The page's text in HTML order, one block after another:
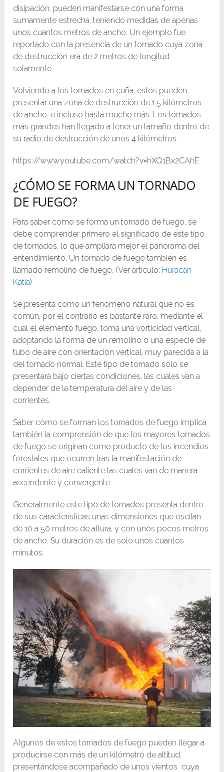
disipación, pueden manifestarse con una forma
sumamente estrecha, teniendo medidas de apenas
unos cuantos metros de ancho. Un ejemplo fue
reportado con la presencia de un tornado cuya zona
de destrucción era de 2 metros de longitud
solamente.​
Volviendo a los tornados en cuña, estos pueden
presentar una zona de destrucción de 1.5 kilómetros
de ancho, e incluso hasta mucho más. Los tornados
más grandes han llegado a tener un tamaño dentro de
su radio de destrucción de unos 4 kilómetros.
https://www.youtube.com/watch?v=hXQ1Bx2CAhE
¿CÓMO SE FORMA UN TORNADO
DE FUEGO?
Para saber cómo se forma un tornado de fuego, se
debe comprender primero el significado de este tipo
de tornados, lo que ampliará mejor el panorama del
entendimiento. Un tornado de fuego también es
llamado remolino de fuego. (Ver artículo: Huracán
Katia)
Se presenta como un fenómeno natural que no es
común, por el contrario es bastante raro, mediante el
cual el elemento fuego, toma una vorticidad vertical,
adoptando la forma de un remolino o una especie de
tubo de aire con orientación vertical, muy parecida a la
del tornado normal. Este tipo de tornado solo se
presentará bajo ciertas condiciones, las cuales van a
depender de la temperatura del aire y de las
corrientes.
Saber cómo se forman los tornados de fuego implica
también la comprensión de que los mayores tornados
de fuego se originan como producto de los incendios
forestales que ocurren tras la manifestación de
corrientes de aire caliente las cuales van de manera
ascendente y convergente.​
Generalmente este tipo de tornados presenta dentro
de sus características unas dimensiones que oscilan
de 10 a 50 metros de altura, y con unos pocos metros
de ancho. Su duración es de solo unos cuantos
minutos.
Algunos de estos tornados de fuego pueden llegar a
producirse con más de un kilómetro de altitud,
presentándose acompañado de unos vientos cuya